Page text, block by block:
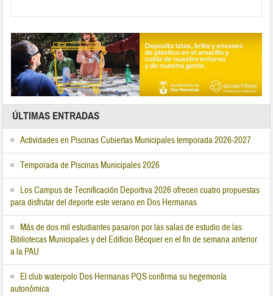
ÚLTIMAS ENTRADAS
Actividades en Piscinas Cubiertas Municipales temporada 2026-2027
Temporada de Piscinas Municipales 2026
Los Campus de Tecnificación Deportiva 2026 ofrecen cuatro propuestas
para disfrutar del deporte este verano en Dos Hermanas
Más de dos mil estudiantes pasaron por las salas de estudio de las
Bibliotecas Municipales y del Edificio Bécquer en el fin de semana anterior
a la PAU
El club waterpolo Dos Hermanas PQS confirma su hegemonía
autonómica